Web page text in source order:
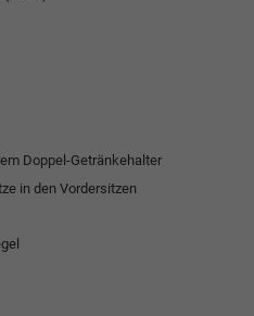
Doppel-Getränkehalter
in den Vordersitzen